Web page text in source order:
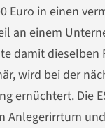
Euro in einen
an einem
damit dieselben
wird bei der
ernüchtert.Die
Anlegerirrtum